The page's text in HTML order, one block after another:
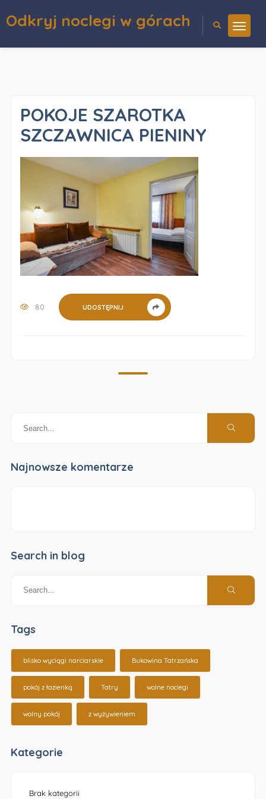
Odkryj noclegi w górach
POKOJE SZAROTKA
SZCZAWNICA PIENINY
80 UDOSTĘPNIJ
Najnowsze komentarze
Search in blog
Tags
blisko wyciągi narciarskie Bukowina Tatrzańska
pokój z łazienką Tatry wolne noclegi
wolny pokój z wyżywieniem
Kategorie
Brak kategorii